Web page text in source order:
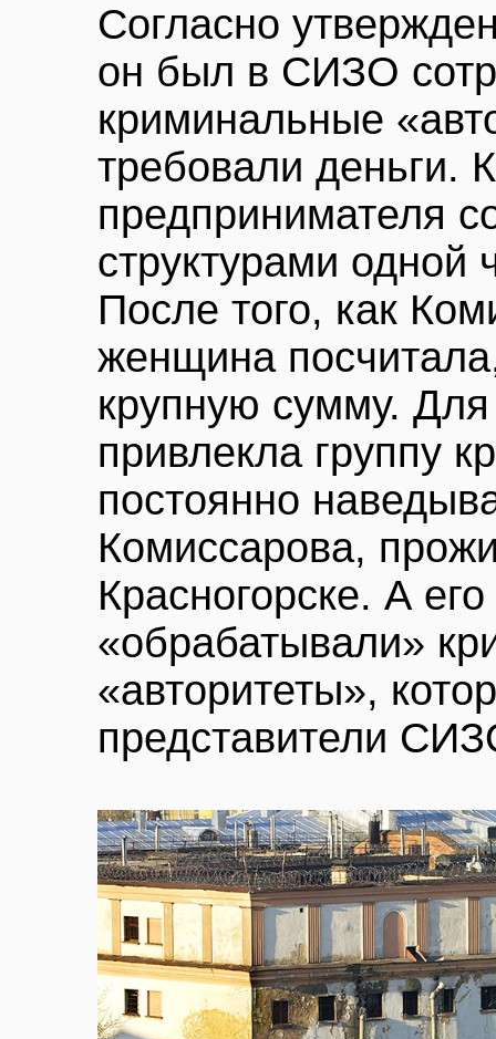
Согласно
он был в СИЗО
криминальные
требовали деньги.
предпринимателя
структурами одной
После того, как
женщина
крупную сумму.
привлекла группу
постоянно
Комиссарова,
Красногорске. А
«обрабатывали»
«авторитеты»,
представители